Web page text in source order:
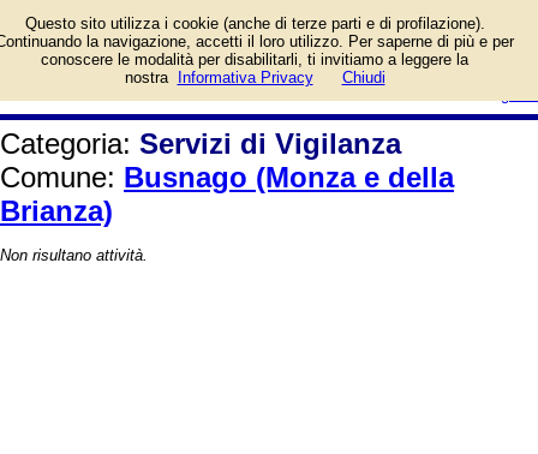
(Monza e della Brianza).
Categoria: Servizi di Vigilanza
Comune: Busnago (Monza e della
Brianza)
Non risultano attività.
Questo sito utilizza i cookie (anche di terze parti e di profilazione).
la navigazione, accetti il loro utilizzo. Per saperne di più e per
conoscere le modalità per disabilitarli, ti invitiamo a leggere la
nostra
Informativa Privacy Chiudi